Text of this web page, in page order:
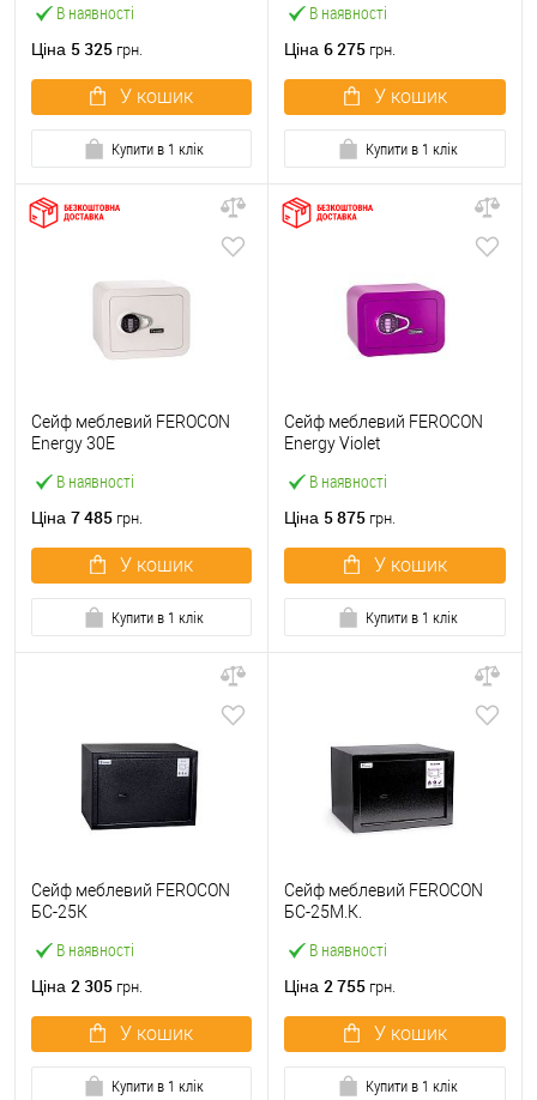
В наявності
Ціна 5 325 грн.
У кошик
Купити в 1 клік
В наявності
Ціна 6 275 грн.
У кошик
Купити в 1 клік
В наявності
Сейф меблевий FEROCON
Energy 30Е
Ціна 7 485 грн.
У кошик
Купити в 1 клік
В наявності
Сейф меблевий FEROCON
Energy Violet
Ціна 5 875 грн.
У кошик
Купити в 1 клік
В наявності
Сейф меблевий FEROCON
БС-25К
Ціна 2 305 грн.
У кошик
Купити в 1 клік
В наявності
Сейф меблевий FEROCON
БС-25М.К.
Ціна 2 755 грн.
У кошик
Купити в 1 клік